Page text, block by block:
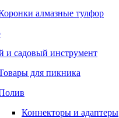
алмазные тулфор
и садовый инструмент
для пикника
Коннекторы и адаптеры